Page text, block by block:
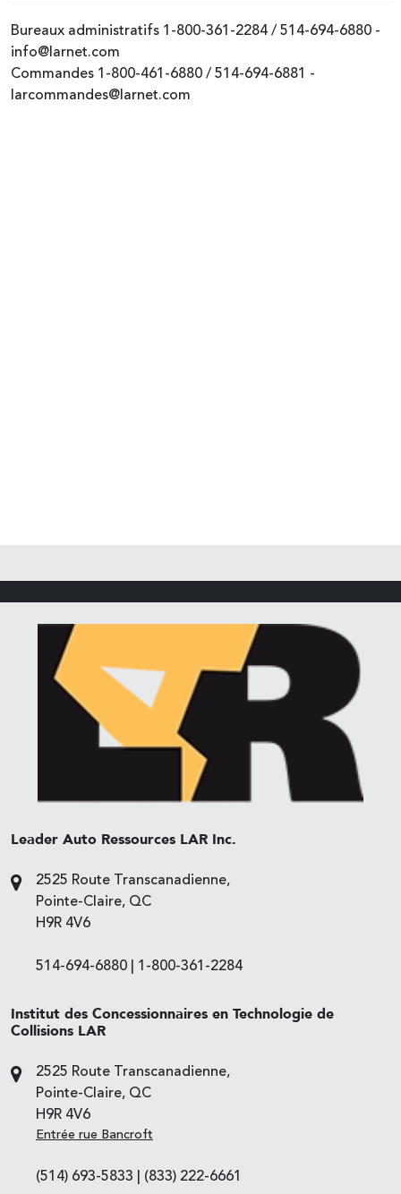
Bureaux administratifs 1-800-361-2284 / 514-694-6880 -
info@larnet.com
Commandes 1-800-461-6880 / 514-694-6881
-
larcommandes@larnet.com
Leader Auto Ressources LAR Inc.
2525 Route Transcanadienne,
Pointe-Claire, QC
H9R 4V6
514-694-6880 1-800-361-2284
Institut des Concessionnaires en Technologie de
Collisions LAR
2525 Route Transcanadienne,
Pointe-Claire, QC
H9R 4V6
Entrée rue Bancroft
(514) 693-5833 (833) 222-6661